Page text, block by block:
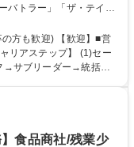
バトラー」「ザ・テイラ
社にて、オリジナル菓子
外) ■商品のマスター登
業務 ■契約書管理業務
方も歓迎) 【歓迎】■営
→サブリーダー→統括リ
ていただき、会社として
食品商社/残業少